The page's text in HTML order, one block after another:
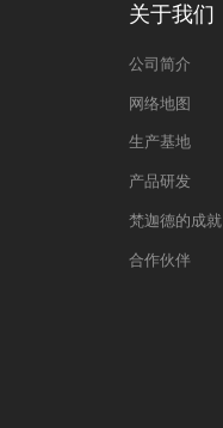
关于我们
公司简介
网络地图
生产基地
产品研发
梵迦德的成就
合作伙伴